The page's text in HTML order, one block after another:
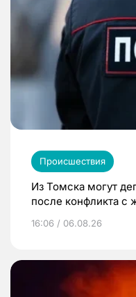
Происшествия
Из Томска могут
после конфликта с
16:06 / 06.08.26